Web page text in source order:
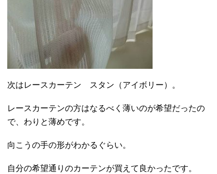
次はレースカーテン スタン（アイボリー）。
レースカーテンの方はなるべく薄いのが希望だったの
で、わりと薄めです。
向こうの手の形がわかるぐらい。
自分の希望通りのカーテンが買えて良かったです。